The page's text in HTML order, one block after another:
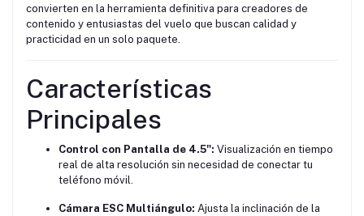
convierten en la herramienta definitiva para creadores de
contenido y entusiastas del vuelo que buscan calidad y
practicidad en un solo paquete.
Características
Principales
Control con Pantalla de 4.5": Visualización en tiempo
real de alta resolución sin necesidad de conectar tu
teléfono móvil.
Cámara ESC Multiángulo: Ajusta la inclinación de la